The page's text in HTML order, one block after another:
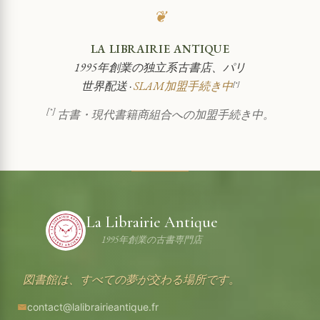
❦
LA LIBRAIRIE ANTIQUE
1995年創業の独立系古書店、パリ
世界配送 ·SLAM加盟手続き中[*]
[*]古書・現代書籍商組合への加盟手続き中。
La Librairie Antique
1995年創業の古書専門店
図書館は、すべての夢が交わる場所です。
contact@lalibrairieantique.fr